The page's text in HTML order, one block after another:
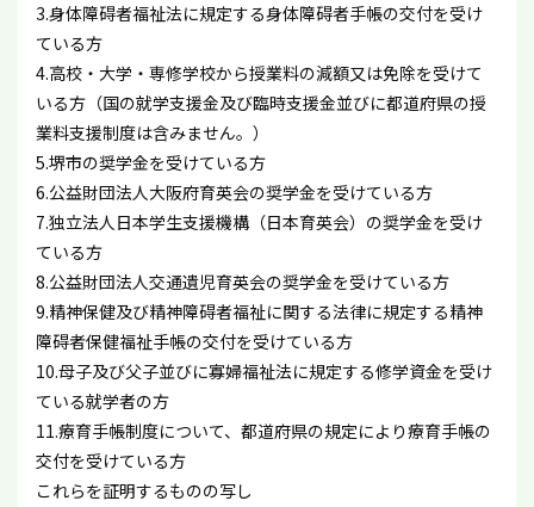
3.身体障碍者福祉法に規定する身体障碍者手帳の交付を受け
ている方
4.高校・大学・専修学校から授業料の減額又は免除を受けて
いる方（国の就学支援金及び臨時支援金並びに都道府県の授
業料支援制度は含みません。）
5.堺市の奨学金を受けている方
6.公益財団法人大阪府育英会の奨学金を受けている方
7.独立法人日本学生支援機構（日本育英会）の奨学金を受け
ている方
8.公益財団法人交通遺児育英会の奨学金を受けている方
9.精神保健及び精神障碍者福祉に関する法律に規定する精神
障碍者保健福祉手帳の交付を受けている方
10.母子及び父子並びに寡婦福祉法に規定する修学資金を受け
ている就学者の方
11.療育手帳制度について、都道府県の規定により療育手帳の
交付を受けている方
これらを証明するものの写し